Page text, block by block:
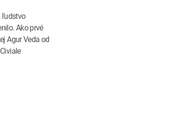
ľudstvo
Ako prvé
Agur Veda od